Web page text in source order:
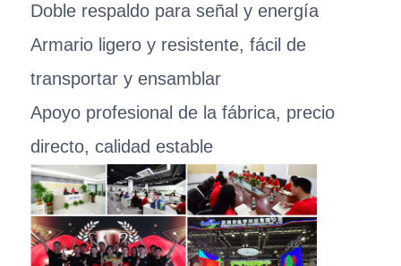
Doble respaldo para señal y energía
Armario ligero y resistente, fácil de
transportar y ensamblar
Apoyo profesional de la fábrica, precio
directo, calidad estable